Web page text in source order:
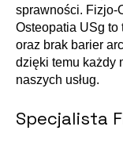
sprawności. Fizjo-
Osteopatia USg to
oraz brak barier
dzięki temu każdy
naszych usług.
Specjalista